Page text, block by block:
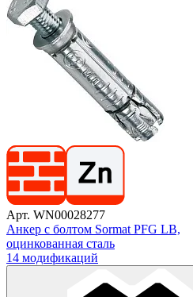
Арт. WN00028277
Анкер с болтом Sormat PFG LB,
оцинкованная сталь
14 модификаций